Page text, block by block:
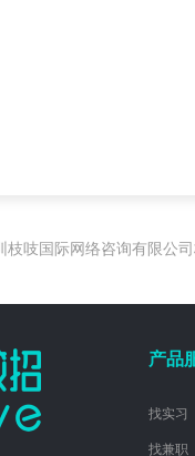
枝吱国际网络咨询有限公
产品
找实习
找兼职